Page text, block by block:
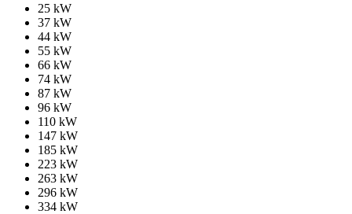
25 kW
37 kW
44 kW
55 kW
66 kW
74 kW
87 kW
96 kW
110 kW
147 kW
185 kW
223 kW
263 kW
296 kW
334 kW